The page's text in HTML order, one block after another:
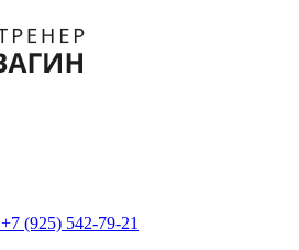
+7 (925) 542-79-21